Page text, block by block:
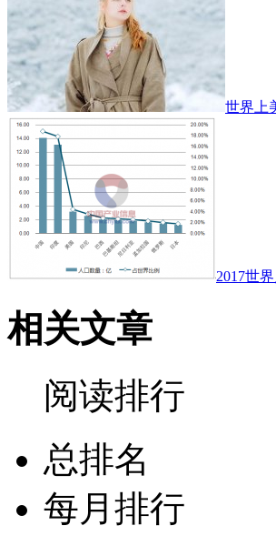
世界上
2017世
相关文章
阅读排行
总排名
每月排行